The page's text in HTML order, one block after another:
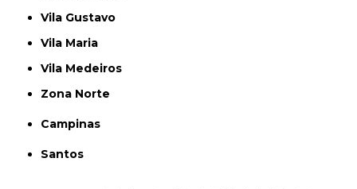
Vila Gustavo
Vila Maria
Vila Medeiros
Zona Norte
Campinas
Santos